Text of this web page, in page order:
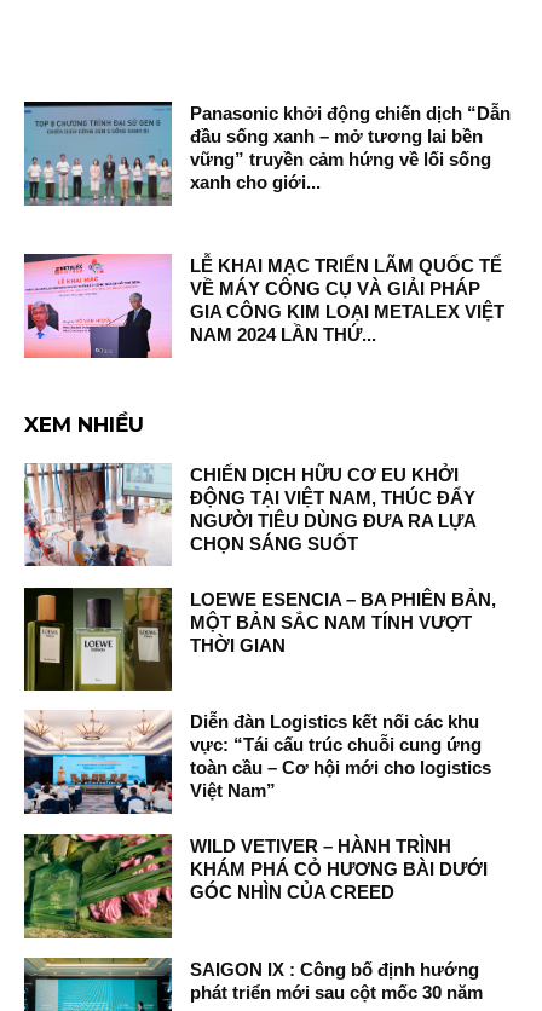
Panasonic khởi động chiến dịch “Dẫn
đầu sống xanh – mở tương lai bền
vững” truyền cảm hứng về lối sống
xanh cho giới...
LỄ KHAI MẠC TRIỂN LÃM QUỐC TẾ
VỀ MÁY CÔNG CỤ VÀ GIẢI PHÁP
GIA CÔNG KIM LOẠI METALEX VIỆT
NAM 2024 LẦN THỨ...
XEM NHIỀU
CHIẾN DỊCH HỮU CƠ EU KHỞI
ĐỘNG TẠI VIỆT NAM, THÚC ĐẨY
NGƯỜI TIÊU DÙNG ĐƯA RA LỰA
CHỌN SÁNG SUỐT
LOEWE ESENCIA – BA PHIÊN BẢN,
MỘT BẢN SẮC NAM TÍNH VƯỢT
THỜI GIAN
Diễn đàn Logistics kết nối các khu
vực: “Tái cấu trúc chuỗi cung ứng
toàn cầu – Cơ hội mới cho logistics
Việt Nam”
WILD VETIVER – HÀNH TRÌNH
KHÁM PHÁ CỎ HƯƠNG BÀI DƯỚI
GÓC NHÌN CỦA CREED
SAIGON IX : Công bố định hướng
phát triển mới sau cột mốc 30 năm